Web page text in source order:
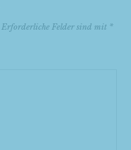
Erforderliche Felder sind mit *